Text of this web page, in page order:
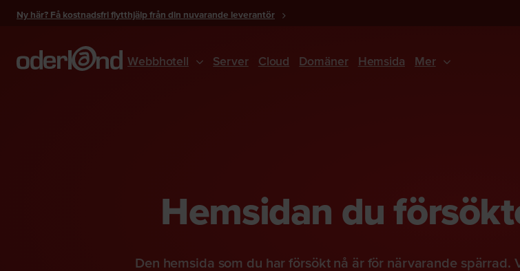
Ny här? Få kostnadsfri flytthjälp från din nuvarande leverantör
Webbhotell Server Cloud Domäner Hemsida Mer
Hemsidan du
Den hemsida som du har försökt nå är för närvarande